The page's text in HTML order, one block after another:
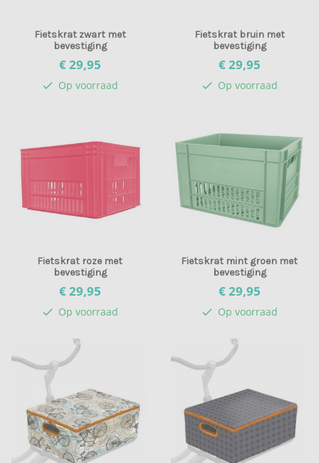
Fietskrat zwart met
bevestiging
€ 29,95
check Op voorraad
Fietskrat bruin met
bevestiging
€ 29,95
check Op voorraad
Fietskrat roze met
bevestiging
€ 29,95
check Op voorraad
Fietskrat mint groen met
bevestiging
€ 29,95
check Op voorraad